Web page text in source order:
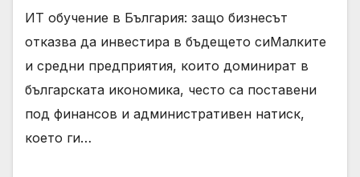
ИТ обучение в България: защо бизнесът
отказва да инвестира в бъдещето сиМалките
и средни предприятия, които доминират в
българската икономика, често са поставени
под финансов и административен натиск,
което ги…